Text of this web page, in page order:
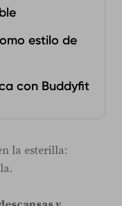
estilo de
con Buddyfit
la esterilla: